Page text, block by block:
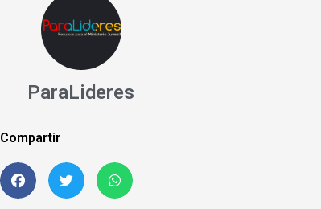
ParaLideres
Compartir